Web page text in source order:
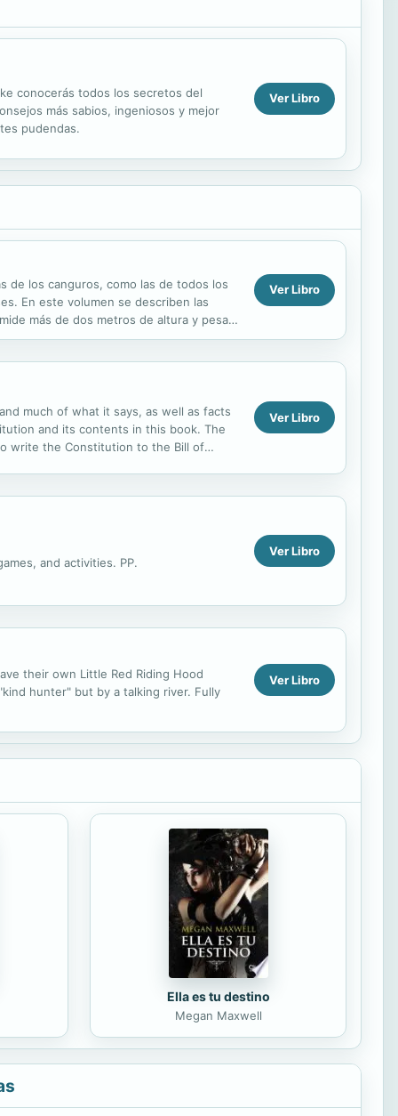
conocerás todos los secretos del
más sabios, ingeniosos y mejor
pudendas.
Ver Libro
de los canguros, como las de todos los
En este volumen se describen las
más de dos metros de altura y pesa
Ver Libro
much of what it says, as well as facts
and its contents in this book. The
write the Constitution to the Bill of
Ver Libro
and activities. PP.
Ver Libro
their own Little Red Riding Hood
hunter" but by a talking river. Fully
Ver Libro
Ella es tu destino
Megan Maxwell